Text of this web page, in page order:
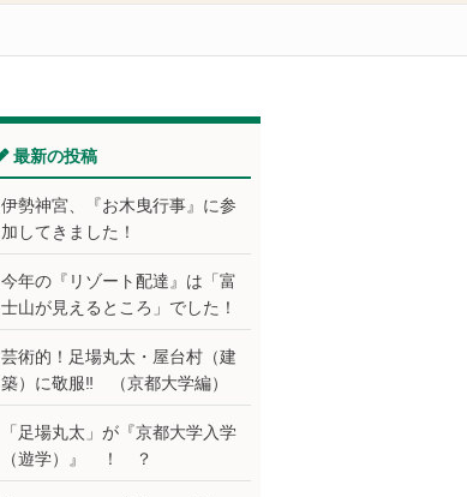
最新の投稿
伊勢神宮、『お木曳行事』に参
加してきました！
今年の『リゾート配達』は「富
士山が見えるところ」でした！
芸術的！足場丸太・屋台村（建
築）に敬服‼ （京都大学編）
「足場丸太」が『京都大学入学
（遊学）』 ！ ？